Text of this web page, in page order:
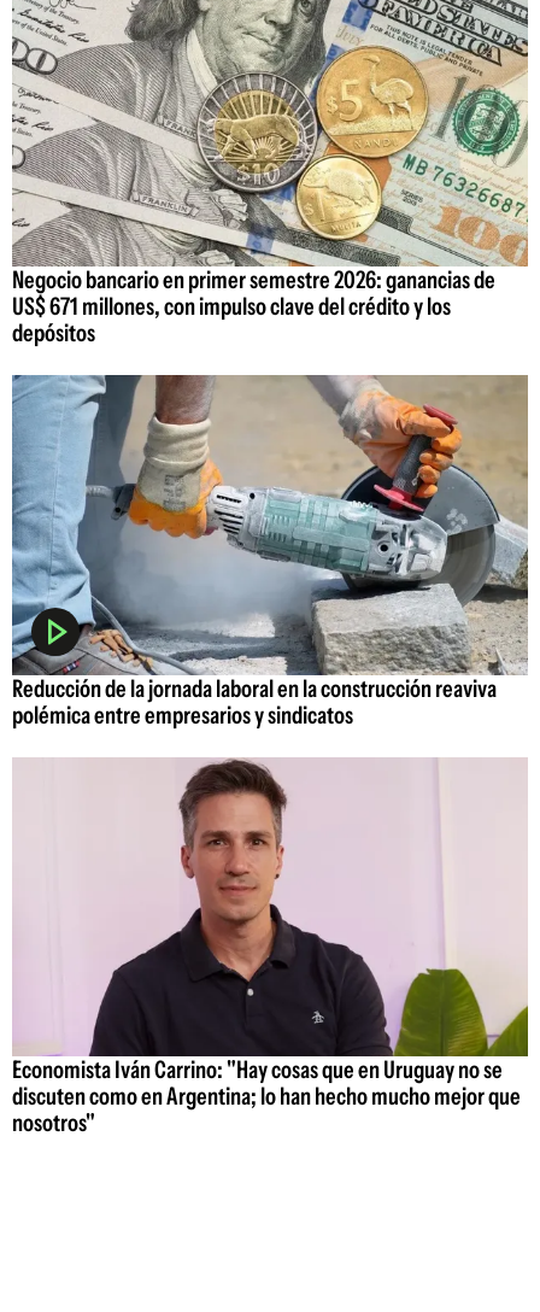
Negocio bancario en primer semestre 2026: ganancias de
US$ 671 millones, con impulso clave del crédito y los
depósitos
Reducción de la jornada laboral en la construcción reaviva
polémica entre empresarios y sindicatos
Economista Iván Carrino: "Hay cosas que en Uruguay no se
discuten como en Argentina; lo han hecho mucho mejor que
nosotros"